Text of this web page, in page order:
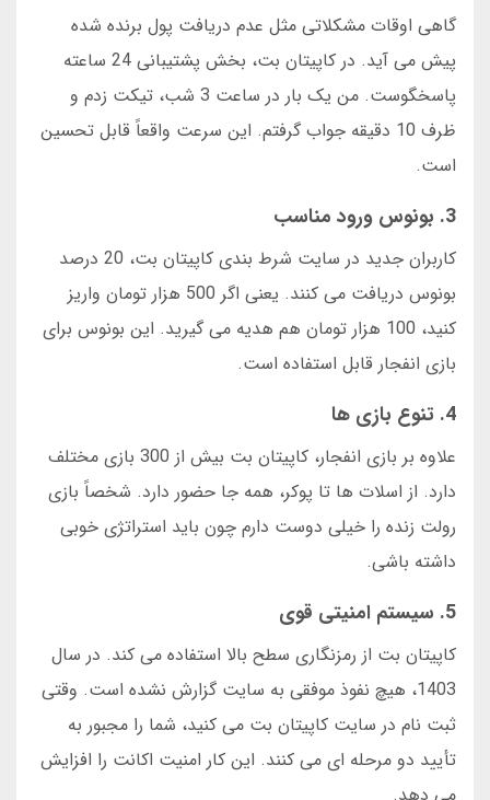
گاهی اوقات مشکلاتی مثل عدم دریافت پول برنده شده
پیش می آید. در کاپیتان بت، بخش پشتیبانی 24 ساعته
پاسخگوست. من یک بار در ساعت 3 شب، تیکت زدم و
ظرف 10 دقیقه جواب گرفتم. این سرعت واقعاً قابل تحسین
است.
3. بونوس ورود مناسب
کاربران جدید در سایت شرط بندی کاپیتان بت، 20 درصد
بونوس دریافت می کنند. یعنی اگر 500 هزار تومان واریز
کنید، 100 هزار تومان هم هدیه می گیرید. این بونوس برای
بازی انفجار قابل استفاده است.
4. تنوع بازی ها
علاوه بر بازی انفجار، کاپیتان بت بیش از 300 بازی مختلف
دارد. از اسلات ها تا پوکر، همه جا حضور دارد. شخصاً بازی
رولت زنده را خیلی دوست دارم چون باید استراتژی خوبی
داشته باشی.
5. سیستم امنیتی قوی
کاپیتان بت از رمزنگاری سطح بالا استفاده می کند. در سال
1403، هیچ نفوذ موفقی به سایت گزارش نشده است. وقتی
ثبت نام در سایت کاپیتان بت می کنید، شما را مجبور به
تأیید دو مرحله ای می کنند. این کار امنیت اکانت را افزایش